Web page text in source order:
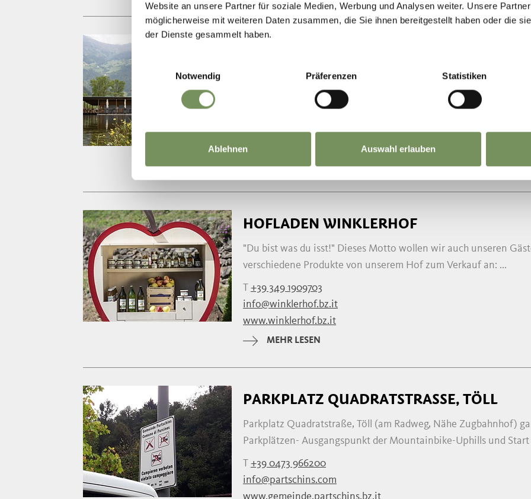
Website an unsere Partner für soziale Medien, Werbung und Analysen weiter. Unsere
möglicherweise mit weiteren Daten zusammen, die Sie ihnen bereitgestellt haben oder die
der Dienste gesammelt haben.
Einwilligungsauswahl
Notwendig
Präferenzen Statistiken
Ablehnen Auswahl erlauben
Die Naherholungszone mit Fischteich beim Sandhof ist für
kannst Du in entspannter Atmosphäre Dein Anglerglück ...
+39 329 1782222
www.passeiertal.it
MEHR LESEN
HOFLADEN WINKLERHOF
"Du bist was du isst!" Dieses Motto wollen wir auch unseren
verschiedene Produkte von unserem Hof zum Verkauf an: ...
T +39 349 1909703
info@winklerhof.bz.it
www.winklerhof.bz.it
MEHR LESEN
PARKPLATZ QUADRATSTRASSE, TÖLL
Parkplatz Quadratstraße, Töll (am Radweg, Nähe Zugbahnhof)
Parkplätzen- Ausgangspunkt der Mountainbike-Uphills und Start
T +39 0473 966200
info@partschins.com
www.gemeinde.partschins.bz.it